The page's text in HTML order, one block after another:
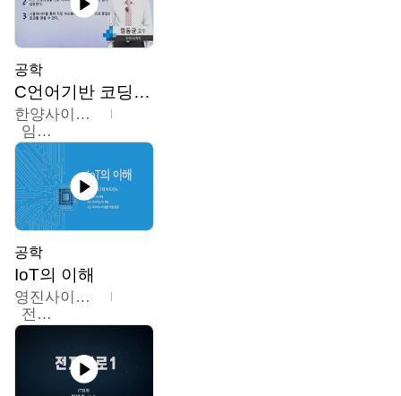
공학
C언어기반 코딩교육
한양사이버대학교
임동균
공학
IoT의 이해
영진사이버대학교
전병현